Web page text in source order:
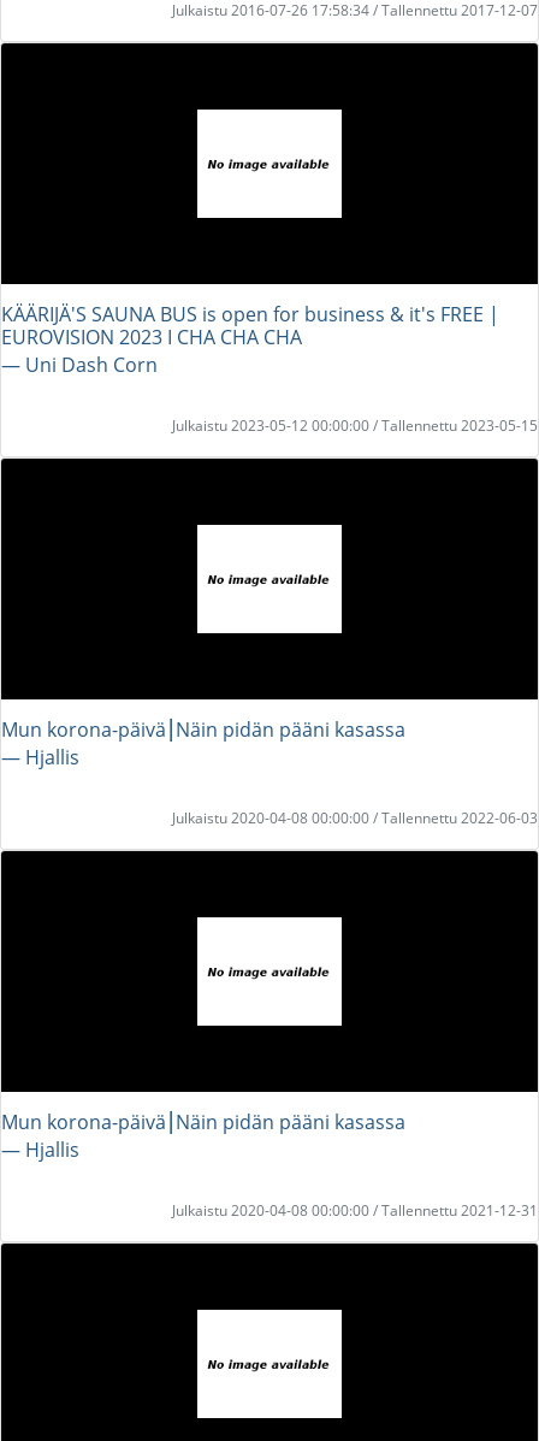
Julkaistu 2016-07-26 17:58:34 / Tallennettu 2017-12-07
KÄÄRIJÄ'S SAUNA BUS is open for business & it's FREE |
EUROVISION 2023 I CHA CHA CHA
― Uni Dash Corn
Julkaistu 2023-05-12 00:00:00 / Tallennettu 2023-05-15
Mun korona-päivä⎮Näin pidän pääni kasassa
― Hjallis
Julkaistu 2020-04-08 00:00:00 / Tallennettu 2022-06-03
Mun korona-päivä⎮Näin pidän pääni kasassa
― Hjallis
Julkaistu 2020-04-08 00:00:00 / Tallennettu 2021-12-31